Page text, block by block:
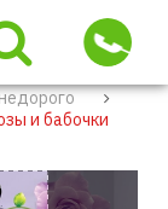
и бабочки